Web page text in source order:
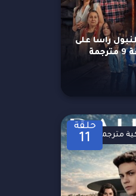
راسا على
حلقة
11 مترجمة